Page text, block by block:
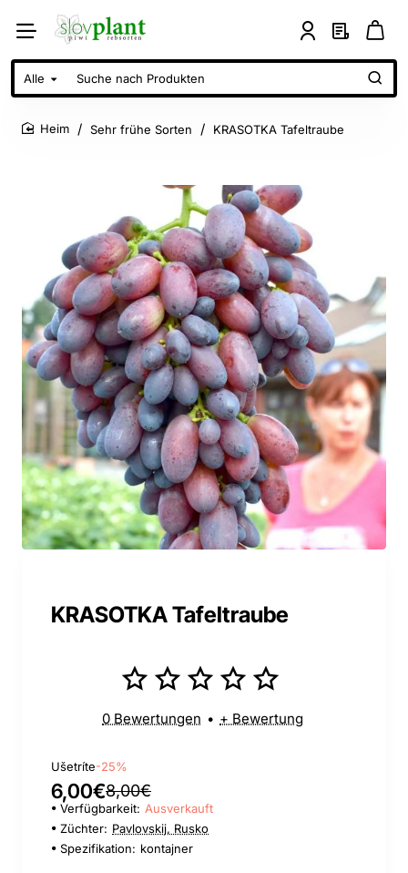
Alle
Suche
nach
Produkten
Sehr frühe Sorten KRASOTKA Tafeltraube
KRASOTKA Tafeltraube
0 Bewertungen • + Bewertung
Ušetríte-25%
6,00€8,00€
Verfügbarkeit: Ausverkauft
Züchter: Pavlovskij, Rusko
Spezifikation: kontajner